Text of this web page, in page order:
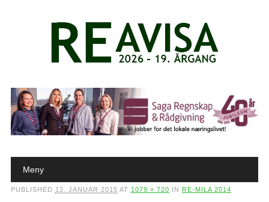
Main menu
Meny
PUBLISHED 12. JANUAR 2015 AT 1079 × 720 IN RE-MILA 2014